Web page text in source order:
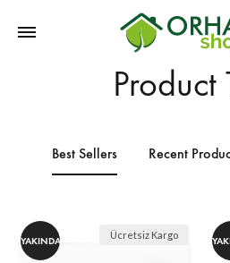
Product
Best Sellers Recent
YAKINDA Ücretsiz Kargo